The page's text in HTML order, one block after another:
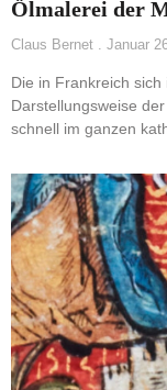
Ölmalerei der
Claus Bernet Januar
Die in Frankreich
Darstellungsweise
schnell im ganzen